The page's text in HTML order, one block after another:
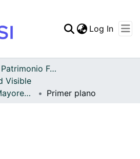
Log In
Archivo del Patrimonio Fotográfico y Fílmico del Valle del Cauca
Visible
FCCV - Adultos Mayores - Patrimonial
Primer plano